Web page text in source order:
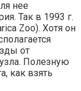
нее
Так в 1993 г.
Zoo). Хотя он
от
Полезную
как взять